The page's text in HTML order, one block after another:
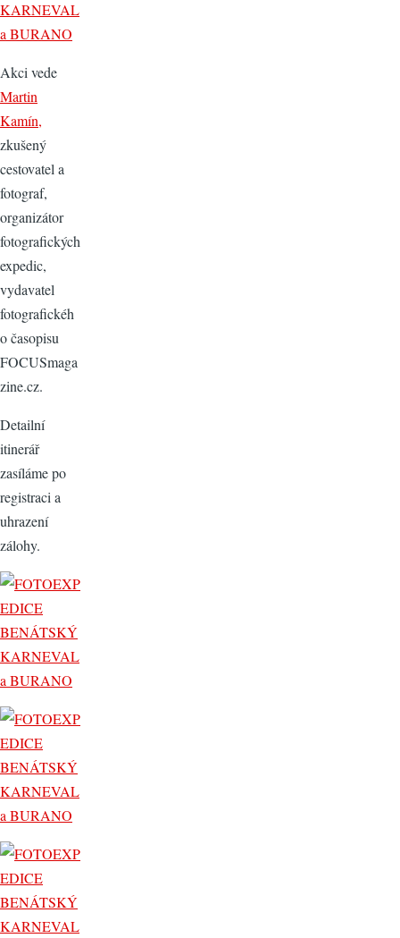
Akci vede
Martin
Kamín,
zkušený
cestovatel a
fotograf,
organizátor
fotografických
expedic,
vydavatel
fotografickéh
o časopisu
FOCUSmaga
zine.cz.
Detailní
itinerář
zasíláme po
registraci a
uhrazení
zálohy.